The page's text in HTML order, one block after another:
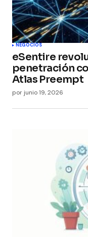
NEGOCIOS
eSentire
penetración
Atlas Preempt
por junio 19, 2026